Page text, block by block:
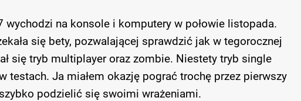
wychodzi na konsole i komputery w połowie listopada.
się bety, pozwalającej sprawdzić jak w tegorocznej
się tryb multiplayer oraz zombie. Niestety tryb single
testach. Ja miałem okazję pograć trochę przez pierwszy
podzielić się swoimi wrażeniami.